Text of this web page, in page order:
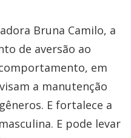
Bruna Camilo, a
de aversão ao
em
a manutenção
E fortalece a
E pode levar